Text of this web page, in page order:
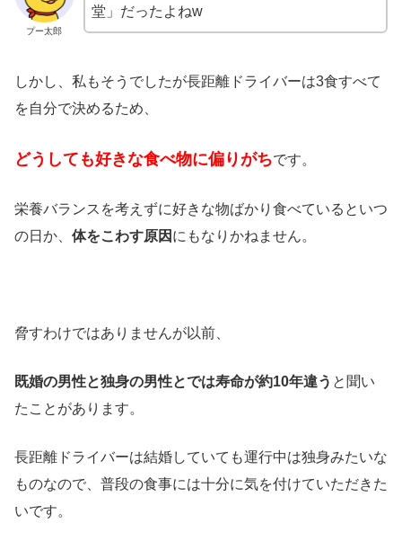
プー太郎
堂」だったよねw
しかし、私もそうでしたが長距離ドライバーは3食すべて
を自分で決めるため、
どうしても好きな食べ物に偏りがちです。
栄養バランスを考えずに好きな物ばかり食べているといつ
の日か、 体をこわす原因 にもなりかねません。
脅すわけではありませんが以前、
既婚の男性と独身の男性とでは寿命が約10年違う と聞い
たことがあります。
長距離ドライバーは結婚していても運行中は独身みたいな
ものなので、普段の食事には十分に気を付けていただきた
いです。